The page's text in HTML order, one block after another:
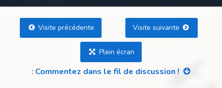
Visite précédente
Plein écran
: Commentez dans le fil de discussion !
Visite suivante